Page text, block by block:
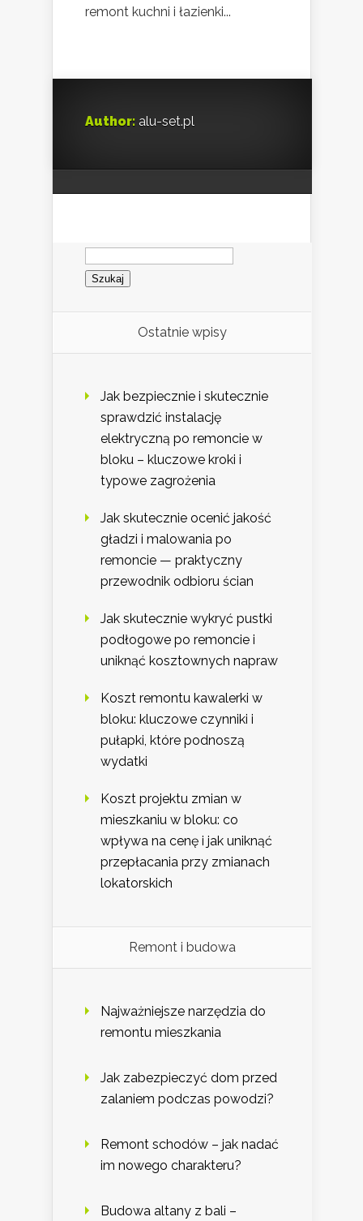
remont kuchni i łazienki...
Author: alu-set.pl
Szukaj:
Ostatnie wpisy
Jak bezpiecznie i skutecznie
sprawdzić instalację
elektryczną po remoncie w
bloku – kluczowe kroki i
typowe zagrożenia
Jak skutecznie ocenić jakość
gładzi i malowania po
remoncie — praktyczny
przewodnik odbioru ścian
Jak skutecznie wykryć pustki
podłogowe po remoncie i
uniknąć kosztownych napraw
Koszt remontu kawalerki w
bloku: kluczowe czynniki i
pułapki, które podnoszą
wydatki
Koszt projektu zmian w
mieszkaniu w bloku: co
wpływa na cenę i jak uniknąć
przepłacania przy zmianach
lokatorskich
Remont i budowa
Najważniejsze narzędzia do
remontu mieszkania
Jak zabezpieczyć dom przed
zalaniem podczas powodzi?
Remont schodów – jak nadać
im nowego charakteru?
Budowa altany z bali –